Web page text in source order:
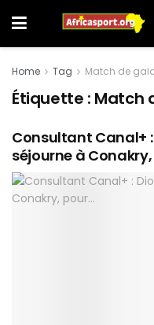
Home Tag Match de
Étiquette : Match
Consultant Canal+
séjourne à